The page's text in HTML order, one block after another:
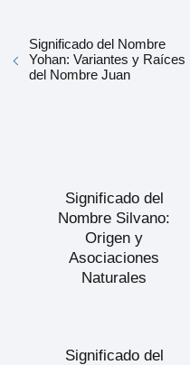
Significado del Nombre
Yohan: Variantes y Raíces
del Nombre Juan
Significado del
Nombre Silvano:
Origen y
Asociaciones
Naturales
Significado del